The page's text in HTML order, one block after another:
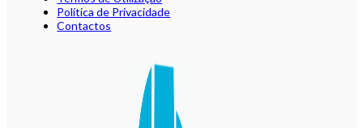
Política de Privacidade
Contactos